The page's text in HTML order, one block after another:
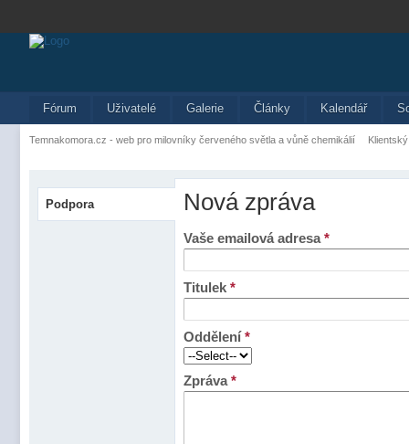
Fórum Uživatelé Galerie Články Kalendář
Temnakomora.cz - web pro milovníky červeného světla a vůně chemikálií
Podpora Nová zpráva
Vaše emailová adresa*
Titulek *
Oddělení*
Zpráva*